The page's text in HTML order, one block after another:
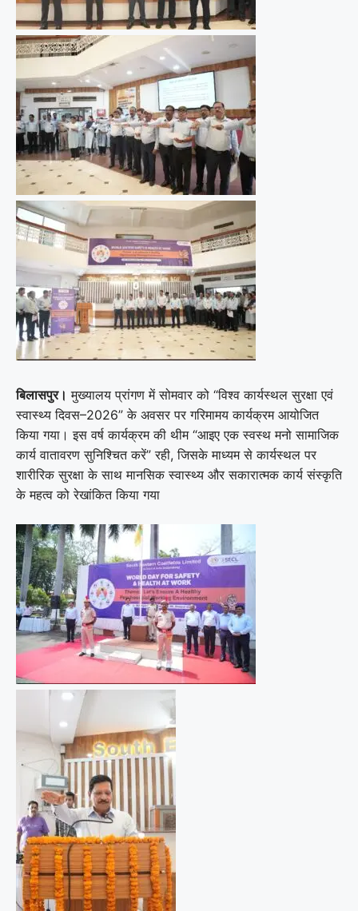
बिलासपुर। मुख्यालय प्रांगण में सोमवार को “विश्व कार्यस्थल सुरक्षा एवं
स्वास्थ्य दिवस–2026” के अवसर पर गरिमामय कार्यक्रम आयोजित
किया गया। इस वर्ष कार्यक्रम की थीम “आइए एक स्वस्थ मनो सामाजिक
कार्य वातावरण सुनिश्चित करें” रही, जिसके माध्यम से कार्यस्थल पर
शारीरिक सुरक्षा के साथ मानसिक स्वास्थ्य और सकारात्मक कार्य संस्कृति
के महत्व को रेखांकित किया गया